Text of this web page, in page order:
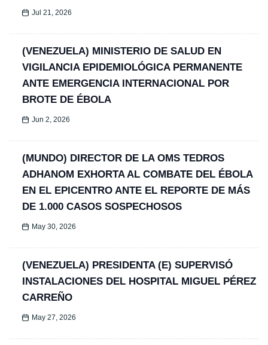
Jul 21, 2026
(VENEZUELA) MINISTERIO DE SALUD EN
VIGILANCIA EPIDEMIOLÓGICA PERMANENTE
ANTE EMERGENCIA INTERNACIONAL POR
BROTE DE ÉBOLA
Jun 2, 2026
(MUNDO) DIRECTOR DE LA OMS TEDROS
ADHANOM EXHORTA AL COMBATE DEL ÉBOLA
EN EL EPICENTRO ANTE EL REPORTE DE MÁS
DE 1.000 CASOS SOSPECHOSOS
May 30, 2026
(VENEZUELA) PRESIDENTA (E) SUPERVISÓ
INSTALACIONES DEL HOSPITAL MIGUEL PÉREZ
CARREÑO
May 27, 2026